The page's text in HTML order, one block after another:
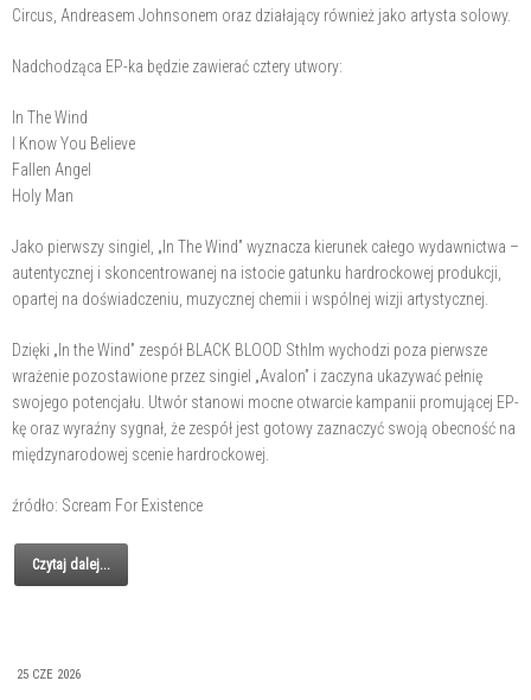
Circus, Andreasem Johnsonem oraz działający również jako artysta solowy.
Nadchodząca EP-ka będzie zawierać cztery utwory:
In The Wind
I Know You Believe
Fallen Angel
Holy Man
Jako pierwszy singiel, „In The Wind” wyznacza kierunek całego wydawnictwa –
autentycznej i skoncentrowanej na istocie gatunku hardrockowej produkcji,
opartej na doświadczeniu, muzycznej chemii i wspólnej wizji artystycznej.
Dzięki „In the Wind” zespół BLACK BLOOD Sthlm wychodzi poza pierwsze
wrażenie pozostawione przez singiel „Avalon” i zaczyna ukazywać pełnię
swojego potencjału. Utwór stanowi mocne otwarcie kampanii promującej EP-
kę oraz wyraźny sygnał, że zespół jest gotowy zaznaczyć swoją obecność na
międzynarodowej scenie hardrockowej.
źródło: Scream For Existence
Czytaj dalej...
25 CZE 2026